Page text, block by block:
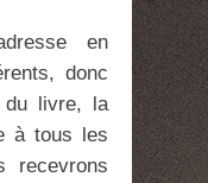
en
donc
du livre, la
à tous les
recevrons